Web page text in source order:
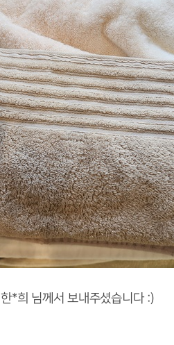
한*희 님께서 보내주셨습니다 :)